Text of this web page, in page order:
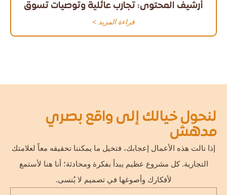
أرشيف المحتوى: تجارب عائلية وتوصيات تسوق
قراءة المزيد >
لنحول خيالك إلى واقع بصري
مدهش
إذا نالت هذه الأعمال إعجابك، فتخيل ما يمكننا تحقيقه معاً لعلامتك
التجارية. كل مشروع عظيم يبدأ بفكرة ومحادثة؛ أنا هنا لأستمع
لأفكارك وأصوغها في تصميم لا يُنسى.